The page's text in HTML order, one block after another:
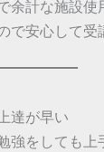
余計な施設使
で安心して受
達が早い
強をしても上